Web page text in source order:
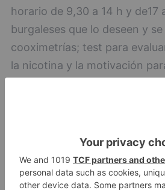
horario de 9,30 a 14 h y de17
burgaleses que lo deseen y
cooximetrías; test para
la nicotina y la motivación
para dejar de
El farmacéutico, por su